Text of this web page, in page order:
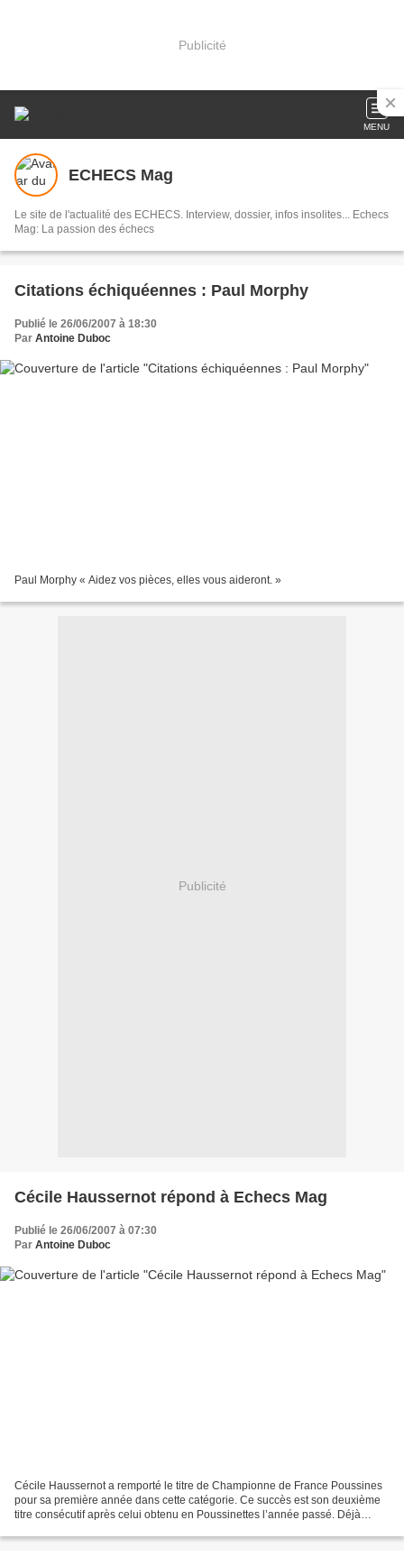
Publicité
MENU
ECHECS Mag
Le site de l'actualité des ECHECS. Interview, dossier, infos insolites... Echecs
Mag: La passion des échecs
Citations échiquéennes : Paul Morphy
Publié le 26/06/2007 à 18:30
Par Antoine Duboc
Paul Morphy « Aidez vos pièces, elles vous aideront. »
Publicité
Cécile Haussernot répond à Echecs Mag
Publié le 26/06/2007 à 07:30
Par Antoine Duboc
Cécile Haussernot a remporté le titre de Championne de France Poussines
pour sa première année dans cette catégorie. Ce succès est son deuxième
titre consécutif après celui obtenu en Poussinettes l’année passé. Déjà